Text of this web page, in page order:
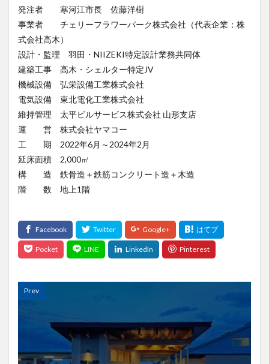
発注者 寒河江市長 佐藤洋樹
事業者 チェリーフラワーパーク株式会社（代表企業：株
式会社高木）
設計・監理 羽田・NIIZEKI特定設計業務共同体
建築工事 高木・シェルター特定JV
機械設備 弘栄設備工業株式会社
電気設備 東北電化工業株式会社
維持管理 太平ビルサービス株式会社 山形支店
運 営 株式会社ヤマコー
工 期 2022年6月～2024年2月
延床面積 2,000㎡
構 造 鉄骨造＋鉄筋コンクリート造＋木造
階 数 地上1階
Prev